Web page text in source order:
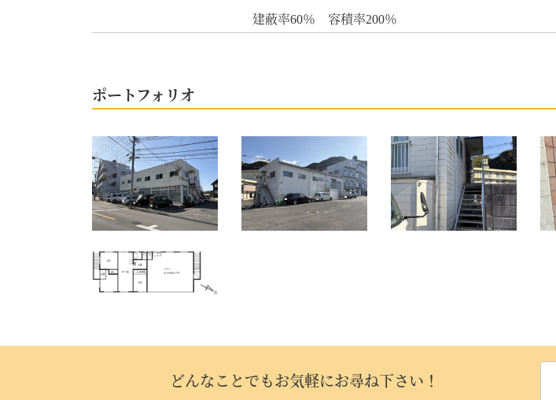
建蔽率60％ 容積率200％
ポートフォリオ
どんなことでもお気軽にお尋ね下さい！